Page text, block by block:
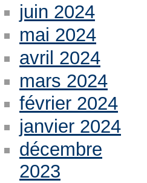
juin 2024
mai 2024
avril 2024
mars 2024
février 2024
janvier 2024
décembre
2023